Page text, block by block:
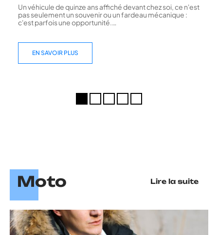
Un véhicule de quinze ans affiché devant chez soi, ce n'est
pas seulement un souvenir ou un fardeau mécanique :
c'est parfois une opportunité.
EN SAVOIR PLUS
Moto Lire la suite